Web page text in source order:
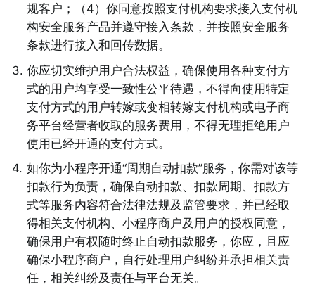
规客户；（4）你同意按照支付机构要求接入支付机
构安全服务产品并遵守接入条款，并按照安全服务
条款进行接入和回传数据。
3. 你应切实维护用户合法权益，确保使用各种支付方
式的用户均享受一致性公平待遇，不得向使用特定
支付方式的用户转嫁或变相转嫁支付机构或电子商
务平台经营者收取的服务费用，不得无理拒绝用户
使用已经开通的支付方式。
4. 如你为小程序开通“周期自动扣款”服务，你需对该等
扣款行为负责，确保自动扣款、扣款周期、扣款方
式等服务内容符合法律法规及监管要求，并已经取
得相关支付机构、小程序商户及用户的授权同意，
确保用户有权随时终止自动扣款服务，你应，且应
确保小程序商户，自行处理用户纠纷并承担相关责
任，相关纠纷及责任与平台无关。